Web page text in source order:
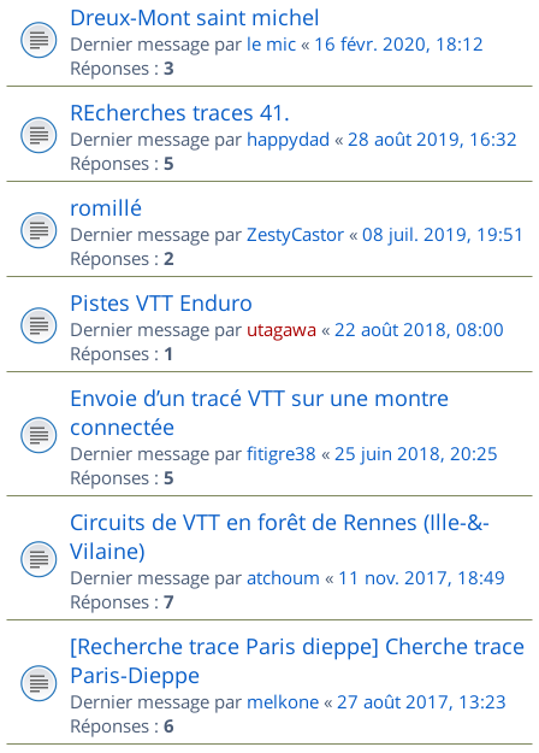
Dreux-Mont saint michel
Dernier message par le mic « 16 févr. 2020, 18:12
Réponses : 3
REcherches traces 41.
Dernier message par happydad « 28 août 2019, 16:32
Réponses : 5
romillé
Dernier message par ZestyCastor « 08 juil. 2019, 19:51
Réponses : 2
Pistes VTT Enduro
Dernier message par utagawa « 22 août 2018, 08:00
Réponses : 1
Envoie d’un tracé VTT sur une montre
connectée
Dernier message par fitigre38 « 25 juin 2018, 20:25
Réponses : 5
Circuits de VTT en forêt de Rennes (Ille-&-
Vilaine)
Dernier message par atchoum « 11 nov. 2017, 18:49
Réponses : 7
[Recherche trace Paris dieppe] Cherche trace
Paris-Dieppe
Dernier message par melkone « 27 août 2017, 13:23
Réponses : 6